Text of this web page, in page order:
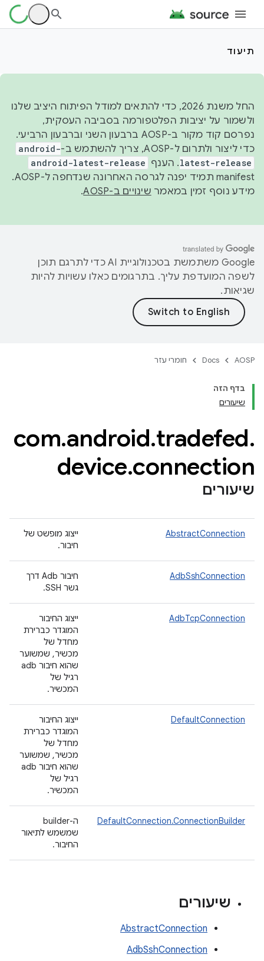
תיעוד
החל משנת 2026, כדי להתאים למודל הפיתוח היציב שלנו
ולשמור על יציבות הפלטפורמה בסביבה העסקית,
נפרסם קוד מקור ב-AOSP ברבעון השני וברבעון הרביעי.
כדי ליצור ולתרום ל-AOSP, צריך להשתמש ב-
android-
latest-release. הענף android-latest-release
manifest תמיד יפנה לגרסה האחרונה שנדחפה ל-AOSP.
מידע נוסף זמין במאמר שינויים ב-AOSP .
‫Google משתמשת בטכנולוגיית AI כדי לתרגם תוכן
לשפה המועדפת עליך. בתרגומים כאלו עשויות להיות
שגיאות.
AOSP
Docs חומרי עזר
בדף הזה
שיעורים
com.android.tradefed.
device.connection
שיעורים
AbstractConnection
ייצוג מופשט של
חיבור.
AdbSshConnection
חיבור Adb דרך
גשר SSH.
AdbTcpConnection
ייצוג החיבור
המוגדר כברירת
מחדל של
מכשיר, שמשוער
שהוא חיבור adb
רגיל של
המכשיר.
DefaultConnection
ייצוג החיבור
המוגדר כברירת
מחדל של
מכשיר, שמשוער
שהוא חיבור adb
רגיל של
המכשיר.
DefaultConnection.ConnectionBuilder
ה-builder
שמשמש לתיאור
החיבור.
שיעורים
AbstractConnection
AdbSshConnection